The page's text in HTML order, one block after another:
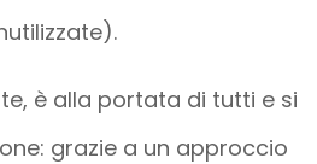
è alla portata di tutti e si
grazie a un approccio